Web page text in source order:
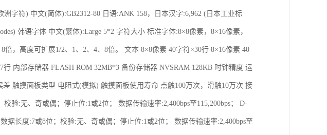
字符) 中文(简体):GB2312-80 日语:ANK 158，日本汉字:6,962 (日本工业标
韩语字体 中文(繁体):Large 5*2 字符大小 标准字体:8×8像素，8×16像素，
，高度可扩展1/2、1、2、4、8倍。 文本 8×8像素 40字符×30行 8×16像素 40
行 内部存储器 FLASH ROM 32MB*3 备份存储器 NVSRAM 128KB 时钟精度 运
触摸面板类型 电阻式(模拟) 触摸面板使用寿命 点触100万次，滑触10万次 接
验:无、奇或偶；停止位:1或2位； 数据传输速率:2,400bps至115,200bps； D-
据长度:7或8位；校验:无、奇或偶；停止位:1或2位； 数据传输速率:2,400bps至